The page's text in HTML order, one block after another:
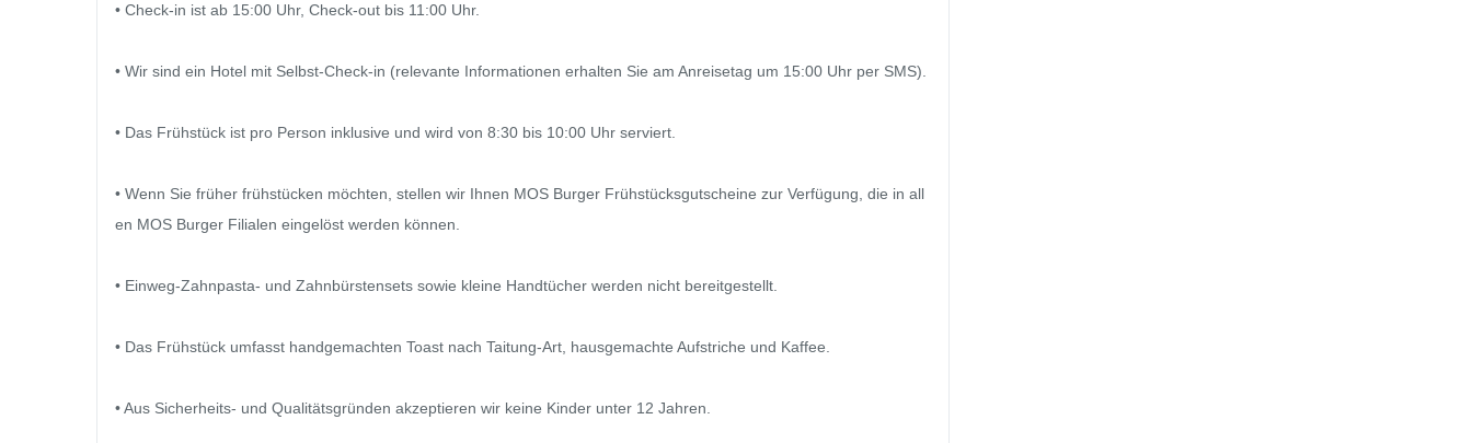
• Check-in ist ab 15:00 Uhr, Check-out bis 11:00 Uhr.
• Wir sind ein Hotel mit Selbst-Check-in (relevante Informationen erhalten Sie am Anreisetag um 15:00 Uhr per SMS).
• Das Frühstück ist pro Person inklusive und wird von 8:30 bis 10:00 Uhr serviert.
• Wenn Sie früher frühstücken möchten, stellen wir Ihnen MOS Burger Frühstücksgutscheine zur Verfügung, die in all
en MOS Burger Filialen eingelöst werden können.
• Einweg-Zahnpasta- und Zahnbürstensets sowie kleine Handtücher werden nicht bereitgestellt.
• Das Frühstück umfasst handgemachten Toast nach Taitung-Art, hausgemachte Aufstriche und Kaffee.
• Aus Sicherheits- und Qualitätsgründen akzeptieren wir keine Kinder unter 12 Jahren.